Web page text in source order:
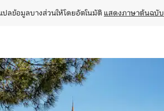
ปลข้อมูลบางส่วนให้โดยอัตโนมัติ แสดงภาษาต้นฉบับ